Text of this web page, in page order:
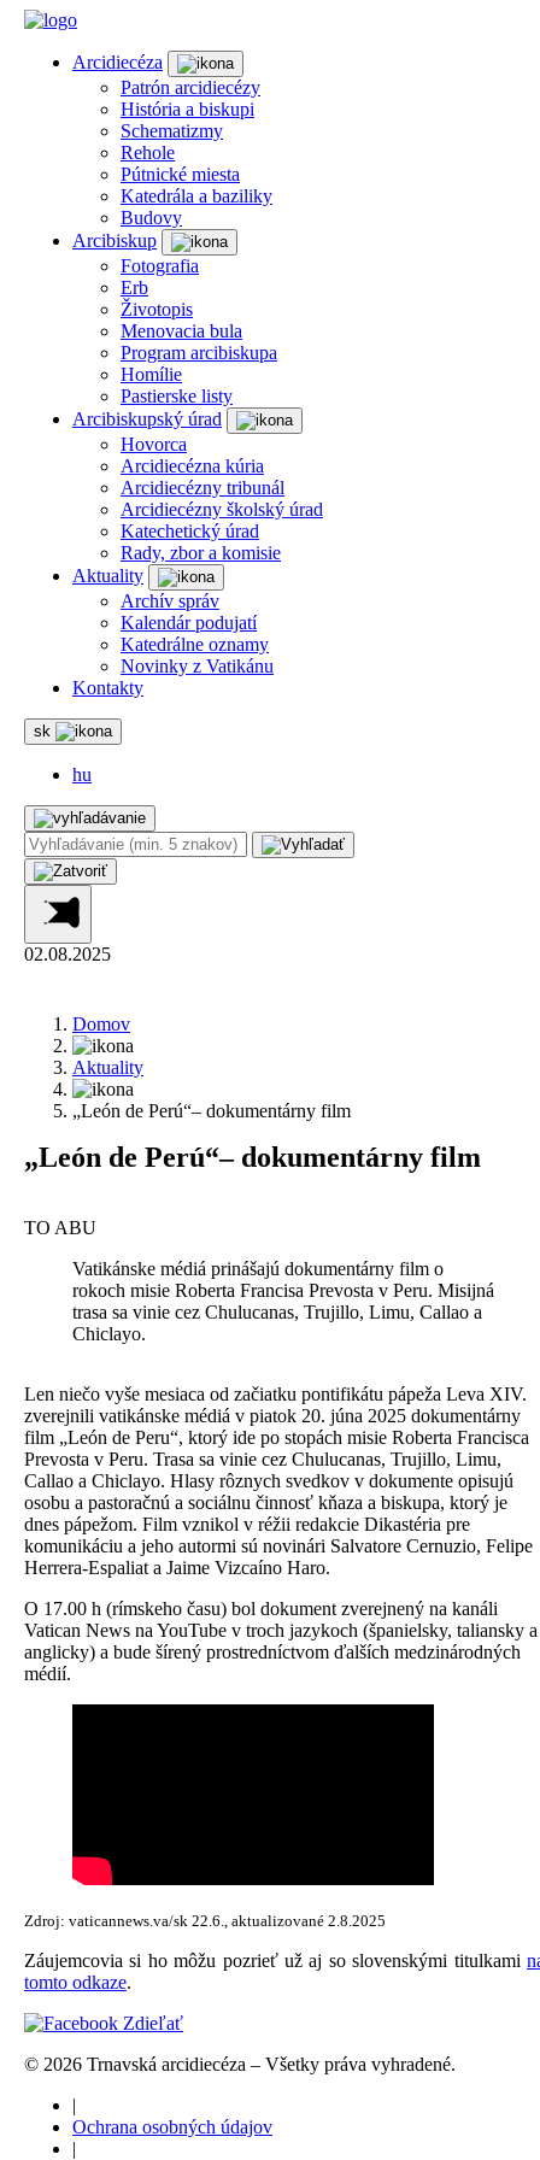
Arcidiecéza
Patrón arcidiecézy
História a biskupi
Schematizmy
Rehole
Pútnické miesta
Katedrála a baziliky
Budovy
Arcibiskup
Fotografia
Erb
Životopis
Menovacia bula
Program arcibiskupa
Homílie
Pastierske listy
Arcibiskupský úrad
Hovorca
Arcidiecézna kúria
Arcidiecézny tribunál
Arcidiecézny školský úrad
Katechetický úrad
Rady, zbor a komisie
Aktuality
Archív správ
Kalendár podujatí
Katedrálne oznamy
Novinky z Vatikánu
Kontakty
sk
hu
02.08.2025
Domov
Aktuality
„León de Perú“– dokumentárny film
„León de Perú“– dokumentárny film
TO ABU
Vatikánske médiá prinášajú dokumentárny film o
rokoch misie Roberta Francisa Prevosta v Peru. Misijná
trasa sa vinie cez Chulucanas, Trujillo, Limu, Callao a
Chiclayo.
Len niečo vyše mesiaca od začiatku pontifikátu pápeža Leva XIV.
zverejnili vatikánske médiá v piatok 20. júna 2025 dokumentárny
film „León de Peru“, ktorý ide po stopách misie Roberta Francisca
Prevosta v Peru. Trasa sa vinie cez Chulucanas, Trujillo, Limu,
Callao a Chiclayo. Hlasy rôznych svedkov v dokumente opisujú
osobu a pastoračnú a sociálnu činnosť kňaza a biskupa, ktorý je
dnes pápežom. Film vznikol v réžii redakcie Dikastéria pre
komunikáciu a jeho autormi sú novinári Salvatore Cernuzio, Felipe
Herrera-Espaliat a Jaime Vizcaíno Haro.
O 17.00 h (rímskeho času) bol dokument zverejnený na kanáli
Vatican News na YouTube v troch jazykoch (španielsky, taliansky a
anglicky) a bude šírený prostredníctvom ďalších medzinárodných
médií.
Zdroj: vaticannews.va/sk 22.6., aktualizované 2.8.2025
Záujemcovia si ho môžu pozrieť už aj so slovenskými titulkami
tomto odkaze.
Zdieľať
© 2026 Trnavská arcidiecéza – Všetky práva vyhradené.
|
Ochrana osobných údajov
|